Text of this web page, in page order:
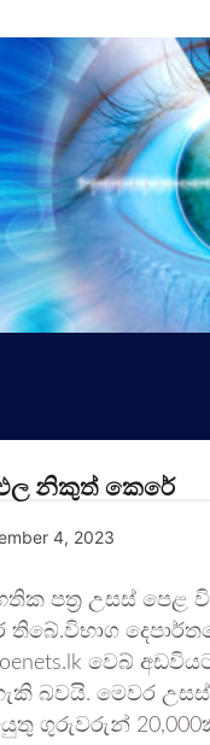
නිකුත් කෙරේ
4, 2023
පත්‍ර උසස් පෙළ
තිබේ.විභාග
වෙබ්
බවයි. මෙවර
ගුරුවරුන්